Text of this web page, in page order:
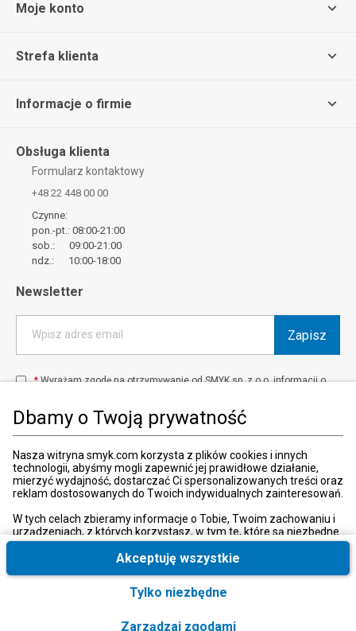
Dbamy o Twoją prywatność
Nasza witryna smyk.com korzysta z plików cookies i innych
technologii, abyśmy mogli zapewnić jej prawidłowe działanie,
mierzyć wydajność, dostarczać Ci spersonalizowanych treści oraz
reklam dostosowanych do Twoich indywidualnych zainteresowań.
W tych celach zbieramy informacje o Tobie, Twoim zachowaniu i
urządzeniach, z których korzystasz, w tym te, które są niezbędne
do prawidłowego funkcjonowania strony internetowej smyk.com.
Te niezbędne pliki cookies możesz wyłączyć zmieniając
wykorzystujemy dodatkowe pliki cookies oraz konwersje
Zarządzaj zgodami
Tylko niezbędne
Akceptuję wszystkie
Moje konto
Strefa klienta
Informacje o firmie
Obsługa klienta
Formularz kontaktowy
+48 22 448 00 00
Czynne:
pon.-pt.: 08:00-21:00
sob.: 09:00-21:00
ndz.: 10:00-18:00
Newsletter
Wpisz adres email Zapisz
*Wyrażam zgodę na otrzymywanie od SMYK sp. z o.o. informacji o
elektronicznej (e-mail).
W każdej chwili możesz z łatwością cofnąć wyrażone zgody.
Kraj i język: Polska (Poland)
© 2026, SMYK sp. z o.o.